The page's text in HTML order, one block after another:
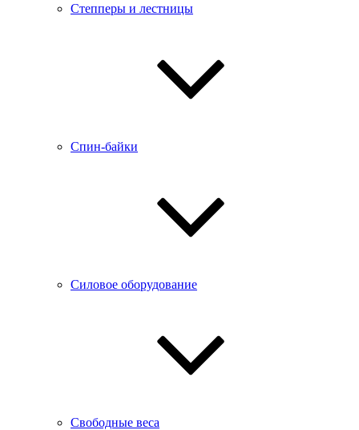
Степперы и лестницы
Спин-байки
Силовое оборудование
Свободные веса